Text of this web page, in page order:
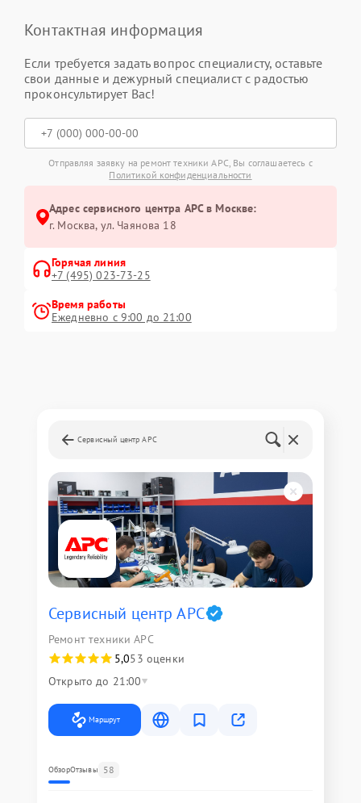
Контактная информация
Если требуется задать вопрос специалисту, оставьте
свои данные и дежурный специалист с радостью
проконсультирует Вас!
Отправляя заявку на ремонт техники APC, Вы соглашаетесь с
Политикой конфиденциальности
Адрес сервисного центра APC в Москве:
г. Москва, ул. Чаянова 18
Горячая линия
+7 (495) 023-73-25
Время работы
Ежедневно с 9:00 до 21:00
Сервисный центр APC
Сервисный центр APC
Ремонт техники APC
5,053 оценки
Открыто до 21:00
Маршрут
ОбзорОтзывы 58